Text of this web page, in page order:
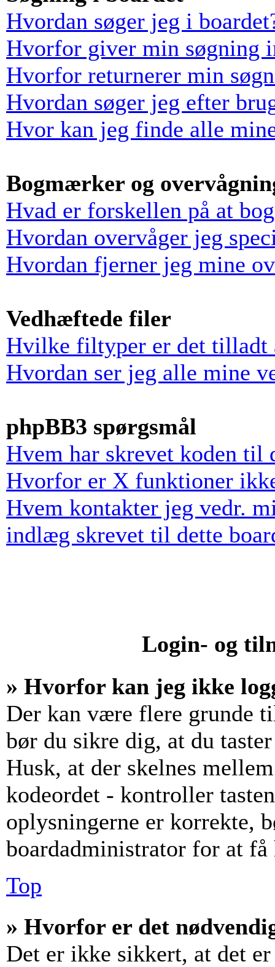
Hvordan søger jeg i
Hvorfor giver min søgning
Hvorfor returnerer min
Hvordan søger jeg efter
Hvor kan jeg finde alle
Bogmærker og
Hvad er forskellen på at
Hvordan overvåger jeg
Hvordan fjerner jeg mine
Vedhæftede filer
Hvilke filtyper er det tilladt
Hvordan ser jeg alle mine
phpBB3 spørgsmål
Hvem har skrevet koden til
Hvorfor er X funktioner
Hvem kontakter jeg vedr.
indlæg skrevet til dette
Login- og
» Hvorfor kan jeg ikke
Der kan være flere grunde
bør du sikre dig, at du
Husk, at der skelnes
kodeordet - kontroller
oplysningerne er korrekte,
boardadministrator for at
Top
» Hvorfor er det
Det er ikke sikkert, at det